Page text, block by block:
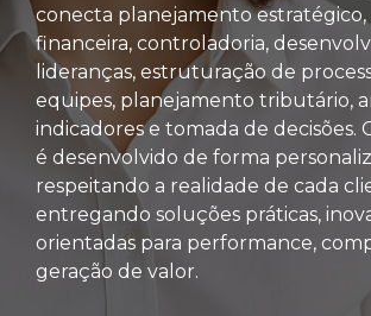
conecta planejamento estratégico,
financeira, controladoria,
lideranças, estruturação de
equipes, planejamento tributário,
indicadores e tomada de decisões.
é desenvolvido de forma
respeitando a realidade de cada
entregando soluções práticas,
orientadas para performance,
geração de valor.